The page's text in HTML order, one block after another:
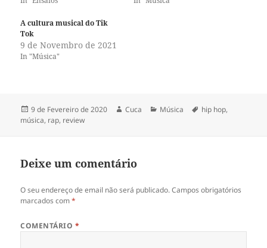
A cultura musical do Tik
Tok
9 de Novembro de 2021
In "Música"
Publicado
a
9 de Fevereiro de 2020 Autor
Cuca Categorias
Música Etiquetas
hip hop,
música, rap, review
Deixe um comentário
O seu endereço de email não será publicado. Campos obrigatórios
marcados com*
COMENTÁRIO *